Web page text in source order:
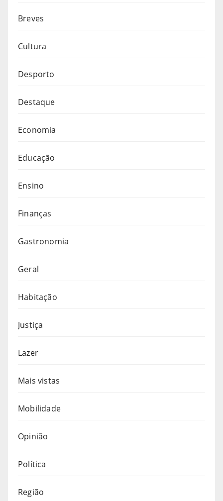
Breves
Cultura
Desporto
Destaque
Economia
Educação
Ensino
Finanças
Gastronomia
Geral
Habitação
Justiça
Lazer
Mais vistas
Mobilidade
Opinião
Política
Região